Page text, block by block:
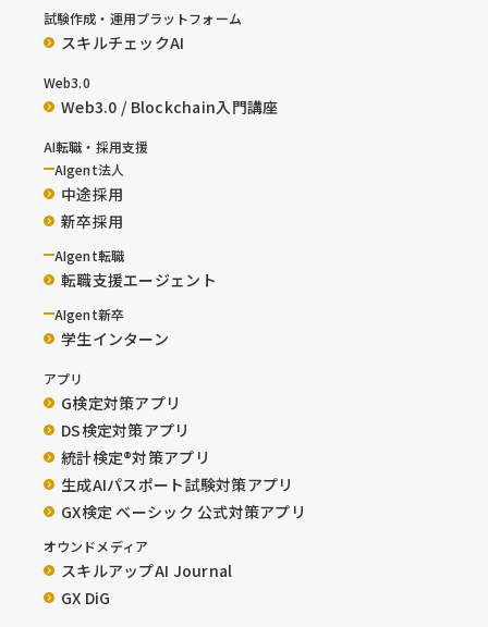
試験作成・運用プラットフォーム
スキルチェックAI
Web3.0
Web3.0 / Blockchain入門講座
AI転職・採用支援
AIgent法人
中途採用
新卒採用
AIgent転職
転職支援エージェント
AIgent新卒
学生インターン
アプリ
G検定対策アプリ
DS検定対策アプリ
統計検定®︎対策アプリ
生成AIパスポート試験対策アプリ
GX検定 ベーシック 公式対策アプリ
オウンドメディア
スキルアップAI Journal
GX DiG